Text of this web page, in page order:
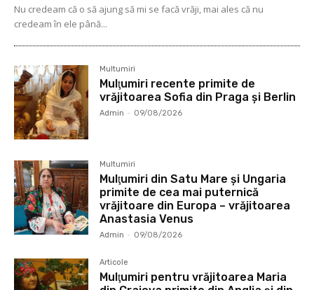
Nu credeam că o să ajung să mi se facă vrăji, mai ales că nu
credeam în ele până...
Multumiri
Mulţumiri recente primite de
vrăjitoarea Sofia din Praga și Berlin
Admin - 09/08/2026
Multumiri
Mulţumiri din Satu Mare și Ungaria
primite de cea mai puternică
vrăjitoare din Europa – vrăjitoarea
Anastasia Venus
Admin - 09/08/2026
Articole
Mulţumiri pentru vrăjitoarea Maria